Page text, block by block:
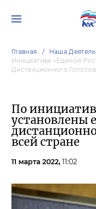
Главная Наша
Инициативе «Единой
Дистанционного
По
установлены
всей стране
11 марта 2022, 11:02